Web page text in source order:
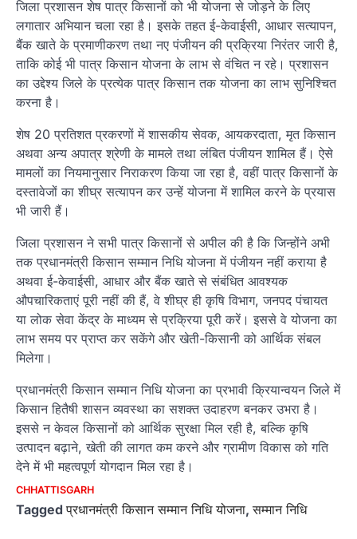
जिला प्रशासन शेष पात्र किसानों को भी योजना से जोड़ने के लिए
लगातार अभियान चला रहा है। इसके तहत ई-केवाईसी, आधार सत्यापन,
बैंक खाते के प्रमाणीकरण तथा नए पंजीयन की प्रक्रिया निरंतर जारी है,
ताकि कोई भी पात्र किसान योजना के लाभ से वंचित न रहे। प्रशासन
का उद्देश्य जिले के प्रत्येक पात्र किसान तक योजना का लाभ सुनिश्चित
करना है।
शेष 20 प्रतिशत प्रकरणों में शासकीय सेवक, आयकरदाता, मृत किसान
अथवा अन्य अपात्र श्रेणी के मामले तथा लंबित पंजीयन शामिल हैं। ऐसे
मामलों का नियमानुसार निराकरण किया जा रहा है, वहीं पात्र किसानों के
दस्तावेजों का शीघ्र सत्यापन कर उन्हें योजना में शामिल करने के प्रयास
भी जारी हैं।
जिला प्रशासन ने सभी पात्र किसानों से अपील की है कि जिन्होंने अभी
तक प्रधानमंत्री किसान सम्मान निधि योजना में पंजीयन नहीं कराया है
अथवा ई-केवाईसी, आधार और बैंक खाते से संबंधित आवश्यक
औपचारिकताएं पूरी नहीं की हैं, वे शीघ्र ही कृषि विभाग, जनपद पंचायत
या लोक सेवा केंद्र के माध्यम से प्रक्रिया पूरी करें। इससे वे योजना का
लाभ समय पर प्राप्त कर सकेंगे और खेती-किसानी को आर्थिक संबल
मिलेगा।
प्रधानमंत्री किसान सम्मान निधि योजना का प्रभावी क्रियान्वयन जिले में
किसान हितैषी शासन व्यवस्था का सशक्त उदाहरण बनकर उभरा है।
इससे न केवल किसानों को आर्थिक सुरक्षा मिल रही है, बल्कि कृषि
उत्पादन बढ़ाने, खेती की लागत कम करने और ग्रामीण विकास को गति
देने में भी महत्वपूर्ण योगदान मिल रहा है।
CHHATTISGARH
Taggedप्रधानमंत्री किसान सम्मान निधि योजना,सम्मान निधि